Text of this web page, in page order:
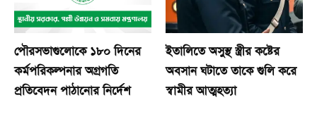
পৌরসভাগুলোকে ১৮০ দিনের
কর্মপরিকল্পনার অগ্রগতি
প্রতিবেদন পাঠানোর নির্দেশ
ইতালিতে অসুস্থ স্ত্রীর কষ্টের
অবসান ঘটাতে তাকে গুলি করে
স্বামীর আত্মহত্যা